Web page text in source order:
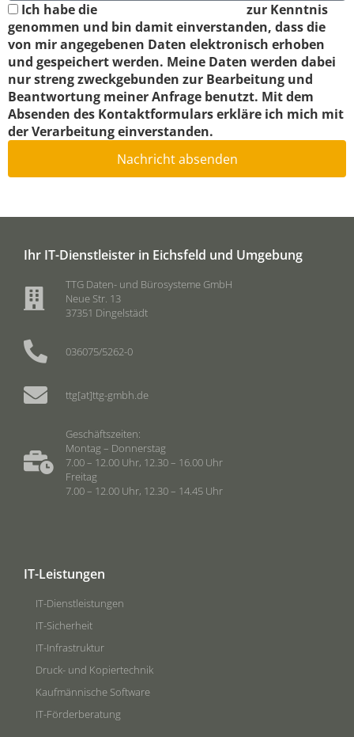
Ich habe die
zur Kenntnis
genommen und bin damit einverstanden, dass die
von mir angegebenen Daten elektronisch erhoben
und gespeichert werden. Meine Daten werden dabei
nur streng zweckgebunden zur Bearbeitung und
Beantwortung meiner Anfrage benutzt. Mit dem
Absenden des Kontaktformulars erkläre ich mich mit
der Verarbeitung einverstanden.
Nachricht absenden
Ihr IT-Dienstleister in Eichsfeld und Umgebung
TTG Daten- und Bürosysteme GmbH
Neue Str. 13
37351 Dingelstädt
036075/5262-0
ttg[at]ttg-gmbh.de
Geschäftszeiten:
Montag – Donnerstag
7.00 – 12.00 Uhr, 12.30 – 16.00 Uhr
Freitag
7.00 – 12.00 Uhr, 12.30 – 14.45 Uhr
IT-Leistungen
IT-Dienstleistungen
IT-Sicherheit
IT-Infrastruktur
Druck- und Kopiertechnik
Kaufmännische Software
IT-Förderberatung